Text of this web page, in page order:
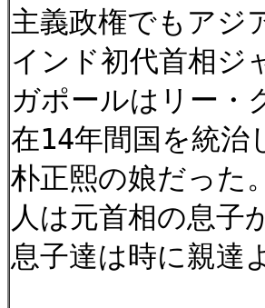
主義政権でもアジ
インド初代首相ジ
ガポールはリー・
在14年間国を統治
朴正熙の娘だった
人は元首相の息子
息子達は時に親達